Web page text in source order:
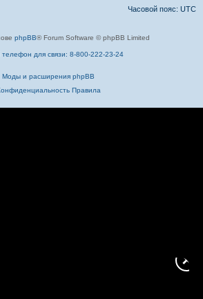
✕
Часовой пояс: UTC
phpBB® Forum Software © phpBB Limited
для связи: 8-800-222-23-24
Моды и расширения phpBB
Правила